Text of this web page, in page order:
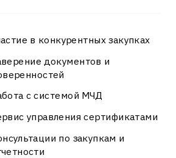
в конкурентных закупках
документов и
с системой МЧД
управления сертификатами
по закупкам и